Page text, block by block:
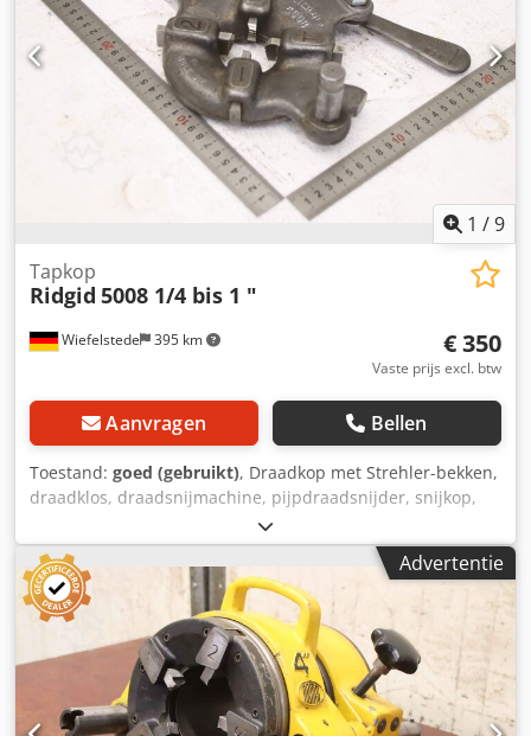
1 /9
Wiefelstede 395 km
Tapkop
Ridgid 5008 1/4 bis 1 "
€ 350
Vaste prijs excl. btw
Aanvragen Bellen
Toestand: goed (gebruikt), Draadkop met Strehler-bekken,
draadklos, draadsnijmachine, pijpdraadsnijder, snijkop,
boutsnijkop Djdpfoyquwqex Aayeck -Fabrikant: Ridgid,
draadkop model 5008 -Buismaat: 1/4 tot 1" -Ingebouwde
snijbekken: 1" -Afmetingen: 190/240/H75 mm -Gewicht: 3,4
kg
Advertentie